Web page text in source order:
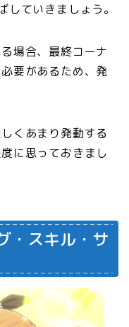
ていきましょう。
場合、最終コーナ
要があるため、発
くあまり発動する
に思っておきまし
・スキル・サ